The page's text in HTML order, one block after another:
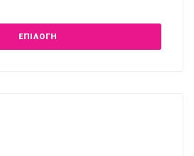
ΕΠΙΛΟΓΉ